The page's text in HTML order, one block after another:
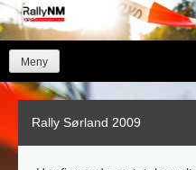
Skip
to
Meny
Rally Sørland 2009